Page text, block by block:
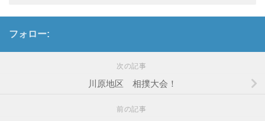
フォロー:
次の記事
川原地区 相撲大会！
前の記事